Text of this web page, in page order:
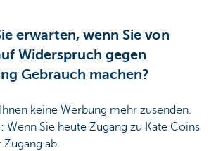
erwarten, wenn Sie von
Widerspruch gegen
Gebrauch machen?
keine Werbung mehr zusenden.
Wenn Sie heute Zugang zu Kate Coins
Zugang ab.